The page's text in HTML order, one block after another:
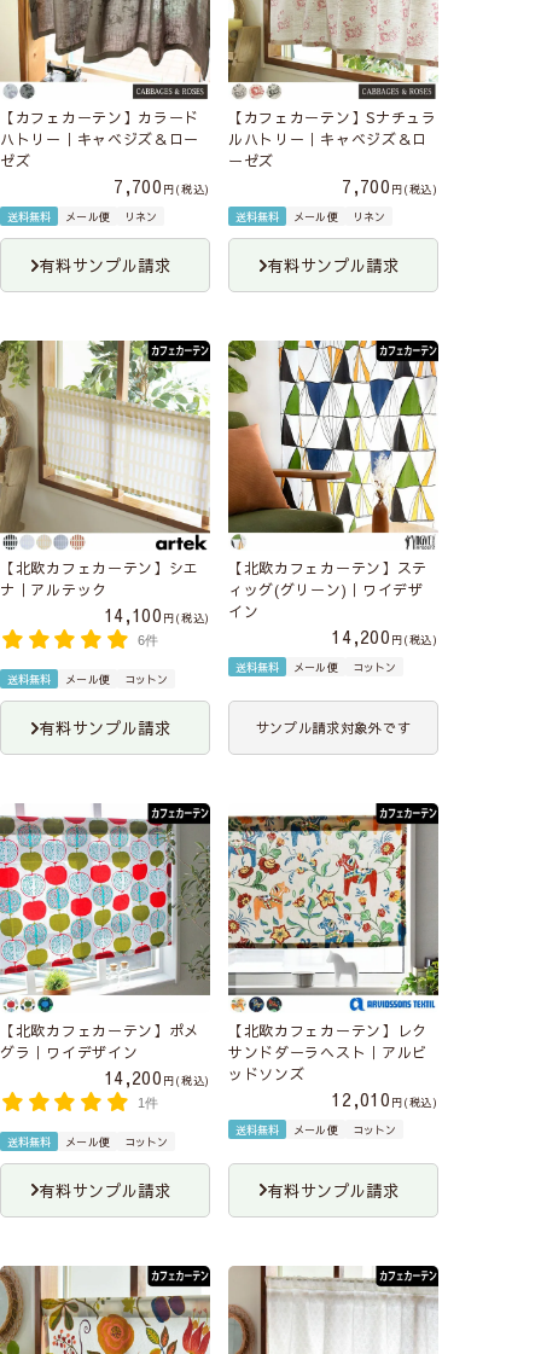
【カフェカーテン】カラード
ハトリー｜キャベジズ＆ロー
ゼズ
7,700
税込
送料無料
メール便 リネン
有料サンプル請求
【カフェカーテン】Sナチュラ
ルハトリー｜キャベジズ＆ロ
ーゼズ
7,700
税込
送料無料
メール便 リネン
有料サンプル請求
【北欧カフェカーテン】シエ
ナ｜アルテック
14,100
税込
6件
送料無料 メール便 コットン
有料サンプル請求
【北欧カフェカーテン】ステ
ィッグ(グリーン)｜ワイデザ
イン
14,200
税込
送料無料
メール便 コットン
サンプル請求対象外です
【北欧カフェカーテン】ポメ
グラ｜ワイデザイン
14,200
税込
1件
送料無料 メール便 コットン
有料サンプル請求
【北欧カフェカーテン】レク
サンドダーラヘスト｜アルビ
ッドソンズ
12,010
税込
送料無料
メール便 コットン
有料サンプル請求